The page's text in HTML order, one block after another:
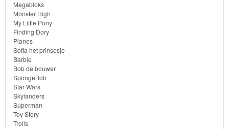
Megabloks
Monster High
My Little Pony
Finding Dory
Planes
Sofia het prinsesje
Barbie
Bob de bouwer
SpongeBob
Star Wars
Skylanders
Superman
Toy Story
Trolls